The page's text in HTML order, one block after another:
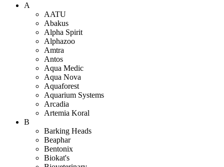
A
AATU
Abakus
Alpha Spirit
Alphazoo
Amtra
Antos
Aqua Medic
Aqua Nova
Aquaforest
Aquarium Systems
Arcadia
Artemia Koral
B
Barking Heads
Beaphar
Bentonix
Biokat's